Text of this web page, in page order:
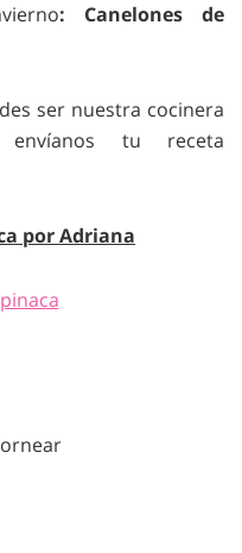
: Canelones de
ser nuestra cocinera
tu receta
por Adriana